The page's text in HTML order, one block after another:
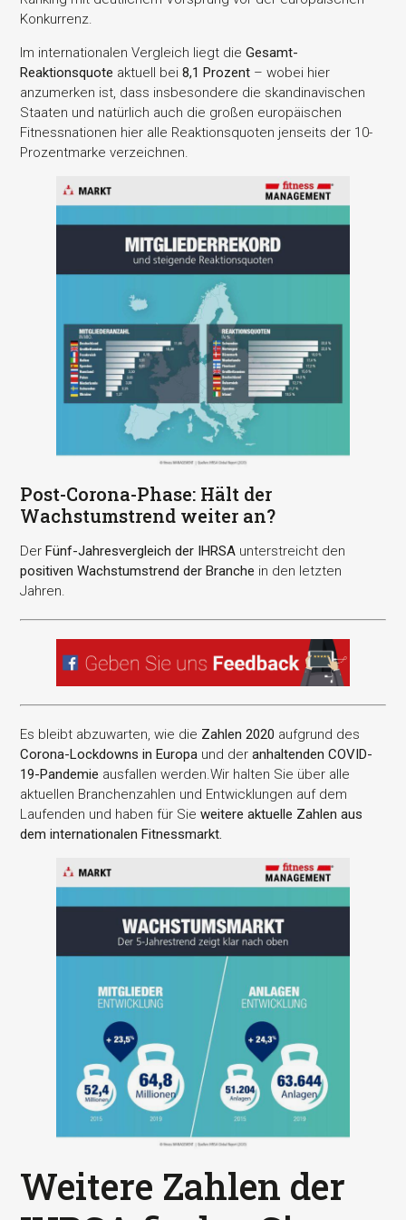
Konkurrenz.
Im internationalen Vergleich liegt dieGesamt-
Reaktionsquote aktuell bei8,1 Prozent – wobei hier
anzumerken ist, dass insbesondere die skandinavischen
Staaten und natürlich auch die großen europäischen
Fitnessnationen hier alle Reaktionsquoten jenseits der 10-
Prozentmarke verzeichnen.
Post-Corona-Phase: Hält der
Wachstumstrend weiter an?
DerFünf-Jahresvergleich der IHRSA unterstreicht den
positiven Wachstumstrend der Branche in den letzten
Jahren.
Es bleibt abzuwarten, wie die Zahlen 2020 aufgrund des
Corona-Lockdowns in Europa und deranhaltenden COVID-
19-Pandemie ausfallen werden.Wir halten Sie über alle
aktuellen Branchenzahlen und Entwicklungen auf dem
Laufenden und haben für Sieweitere aktuelle Zahlen aus
dem internationalen Fitnessmarkt.
Weitere Zahlen der